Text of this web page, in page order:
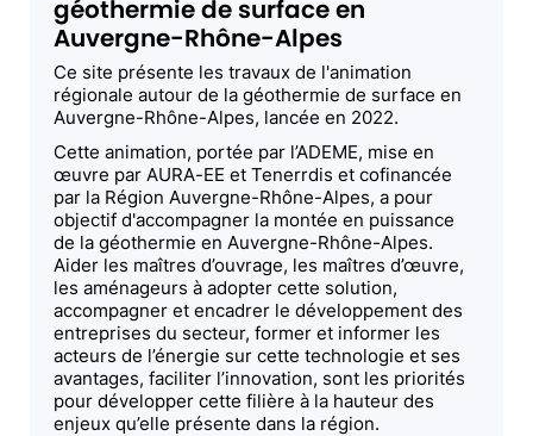
géothermie de surface en
Auvergne-Rhône-Alpes
Ce site présente les travaux de l'animation
régionale autour de la géothermie de surface en
Auvergne-Rhône-Alpes, lancée en 2022.
Cette animation, portée par l’ADEME, mise en
œuvre par AURA-EE et Tenerrdis et cofinancée
par la Région Auvergne-Rhône-Alpes, a pour
objectif d'accompagner la montée en puissance
de la géothermie en Auvergne-Rhône-Alpes.
Aider les maîtres d’ouvrage, les maîtres d’œuvre,
les aménageurs à adopter cette solution,
accompagner et encadrer le développement des
entreprises du secteur, former et informer les
acteurs de l’énergie sur cette technologie et ses
avantages, faciliter l’innovation, sont les priorités
pour développer cette filière à la hauteur des
enjeux qu’elle présente dans la région.